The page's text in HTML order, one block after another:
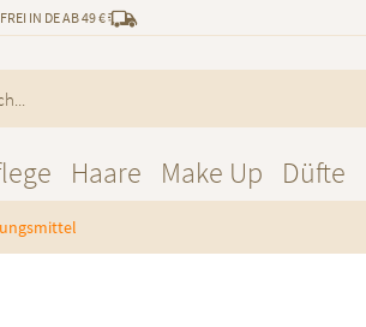
IN DE AB 49 €
Haare Make Up Düfte